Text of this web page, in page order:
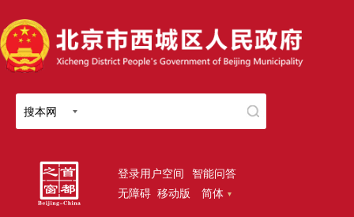
搜本网
登录用户空间 智能问答
无障碍 移动版 简体